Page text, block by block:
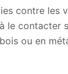
contre les
le contacter
ou en